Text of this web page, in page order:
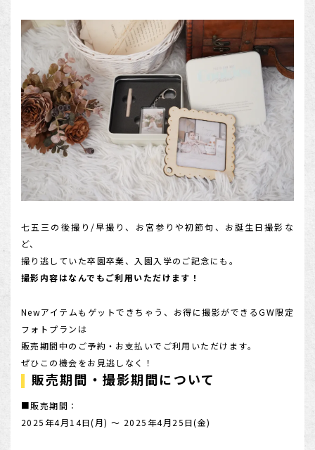
店舗を探す
七五三の後撮り/早撮り、お宮参りや初節句、お誕生日撮影な
ど、
撮り逃していた卒園卒業、入園入学のご記念にも。
撮影内容はなんでもご利用いただけます！
Newアイテムもゲットできちゃう、お得に撮影ができるGW限定
フォトプランは
販売期間中のご予約・お支払いでご利用いただけます。
ぜひこの機会をお見逃しなく！
販売期間・撮影期間について
■販売期間：
2025年4月14日(月) ～ 2025年4月25日(金)